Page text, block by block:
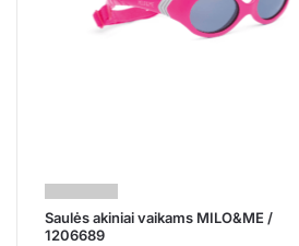
Saulės akiniai vaikams MILO&ME /
1206689